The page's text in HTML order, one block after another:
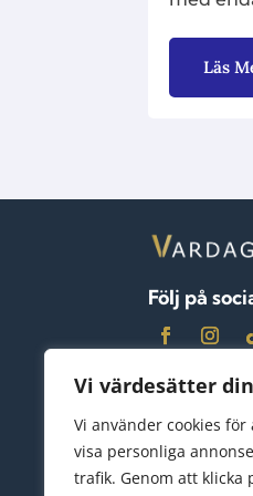
Vi värdesätter
Vi använder cookies
visa personliga
trafik. Genom att klicka
Läs
Följ på